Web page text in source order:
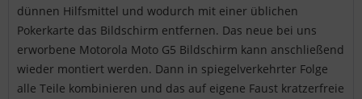
dünnen Hilfsmittel und wodurch mit einer üblichen
Pokerkarte das Bildschirm entfernen. Das neue bei uns
erworbene Motorola Moto G5 Bildschirm kann anschließend
wieder montiert werden. Dann in spiegelverkehrter Folge
alle Teile kombinieren und das auf eigene Faust kratzerfreie